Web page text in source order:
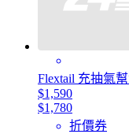
Flextail 充抽氣
$1,590
$1,780
折價券